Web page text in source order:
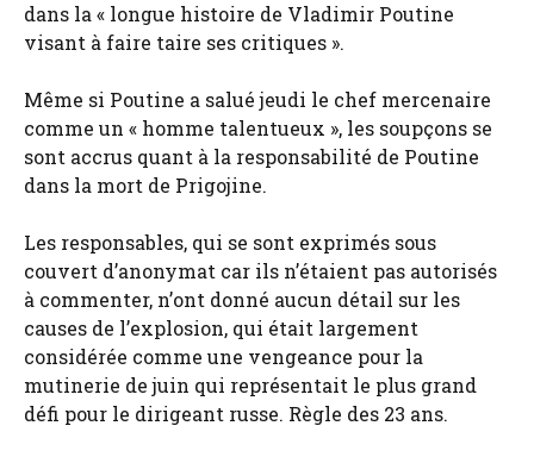
dans la « longue histoire de Vladimir Poutine
visant à faire taire ses critiques ».
Même si Poutine a salué jeudi le chef mercenaire
comme un « homme talentueux », les soupçons se
sont accrus quant à la responsabilité de Poutine
dans la mort de Prigojine.
Les responsables, qui se sont exprimés sous
couvert d’anonymat car ils n’étaient pas autorisés
à commenter, n’ont donné aucun détail sur les
causes de l’explosion, qui était largement
considérée comme une vengeance pour la
mutinerie de juin qui représentait le plus grand
défi pour le dirigeant russe. Règle des 23 ans.